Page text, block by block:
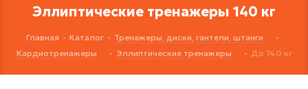
Эллиптические тренажеры 140 кг
Главная - Каталог - Тренажеры, диски, гантели, штанги
-
Кардиотренажеры
- Эллиптические тренажеры - До 140 кг